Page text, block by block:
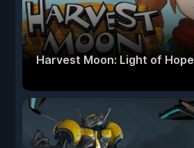
Harvest Moon: Light of Hope